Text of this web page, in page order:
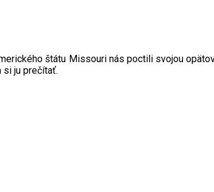
štátu Missouri nás poctili svojou
si ju prečítať.